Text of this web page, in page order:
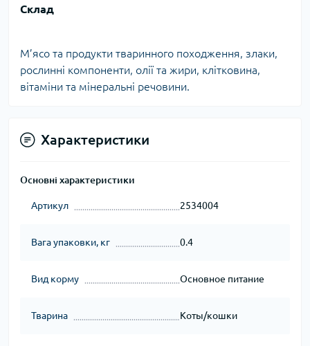
Склад
М’ясо та продукти тваринного походження, злаки,
рослинні компоненти, олії та жири, клітковина,
вітаміни та мінеральні речовини.
Характеристики
Основні характеристики
Артикул 2534004
Вага упаковки, кг 0.4
Вид корму Основное питание
Тварина Коты/кошки